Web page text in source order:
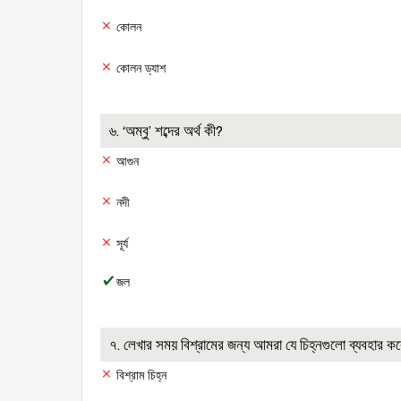
কোলন
কোলন ড্যাশ
৬. ‘অম্বু’ শব্দের অর্থ কী?
আগুন
নদী
সূর্য
জল
৭. লেখার সময় বিশ্রামের জন্য আমরা যে চিহ্নগুলো ব্যবহার
বিশ্রাম চিহ্ন